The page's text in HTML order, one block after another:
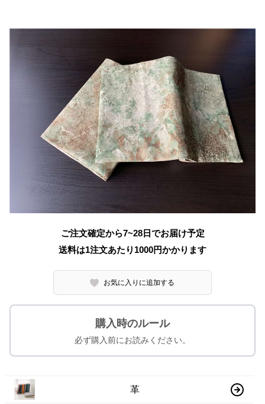
ご注文確定から7~28日でお届け予定
送料は1注文あたり 1000円かかります
お気に入りに追加する
購入時のルール
必ず購入前にお読みください。
革